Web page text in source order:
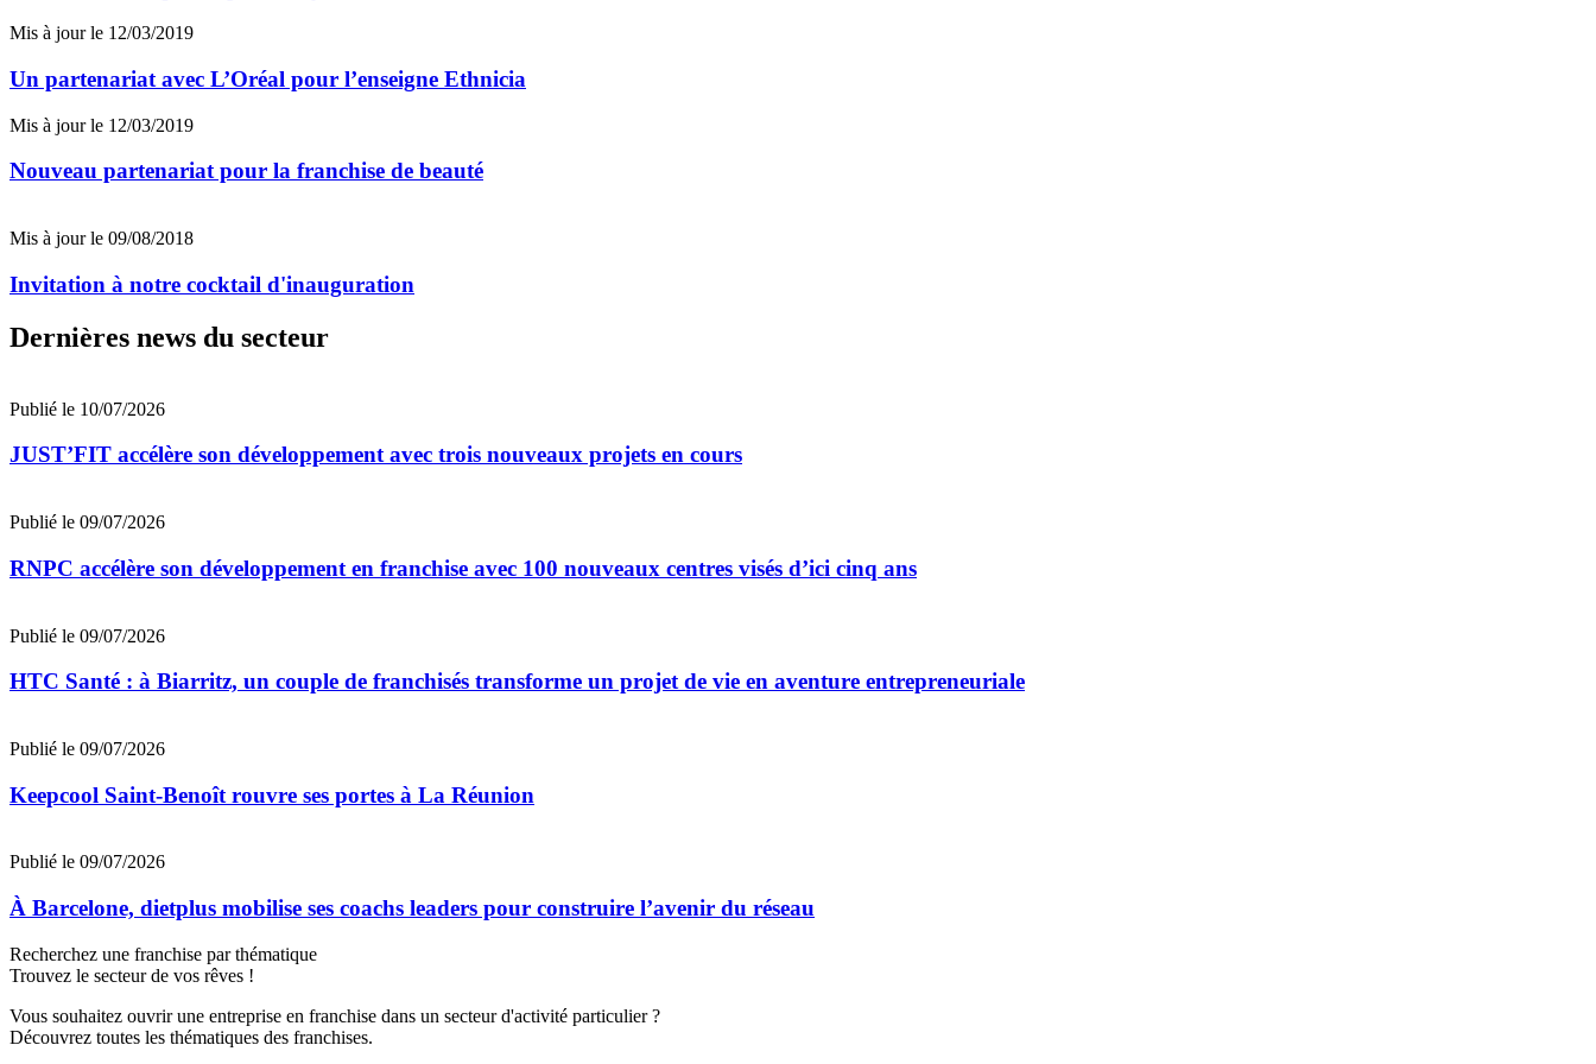
Mis à jour le 12/03/2019
Un partenariat avec L’Oréal pour l’enseigne Ethnicia
Mis à jour le 12/03/2019
Nouveau partenariat pour la franchise de beauté
Mis à jour le 09/08/2018
Invitation à notre cocktail d'inauguration
Dernières news du secteur
Publié le 10/07/2026
JUST’FIT accélère son développement avec trois nouveaux projets en cours
Publié le 09/07/2026
RNPC accélère son développement en franchise avec 100 nouveaux centres visés d’ici cinq ans
Publié le 09/07/2026
HTC Santé : à Biarritz, un couple de franchisés transforme un projet de vie en aventure entrepreneuriale
Publié le 09/07/2026
Keepcool Saint-Benoît rouvre ses portes à La Réunion
Publié le 09/07/2026
À Barcelone, dietplus mobilise ses coachs leaders pour construire l’avenir du réseau
Recherchez une franchise par thématique
Trouvez le secteur de vos rêves !
Vous souhaitez ouvrir une entreprise en franchise dans un secteur d'activité particulier ?
Découvrez toutes les thématiques des franchises.